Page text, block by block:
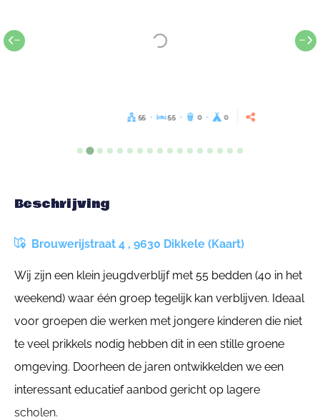
55 55 0 0
Beschrijving
Brouwerijstraat 4 , 9630 Dikkele (Kaart)
Wij zijn een klein jeugdverblijf met 55 bedden (40 in het
weekend) waar één groep tegelijk kan verblijven. Ideaal
voor groepen die werken met jongere kinderen die niet
te veel prikkels nodig hebben dit in een stille groene
omgeving. Doorheen de jaren ontwikkelden we een
interessant educatief aanbod gericht op lagere
scholen.